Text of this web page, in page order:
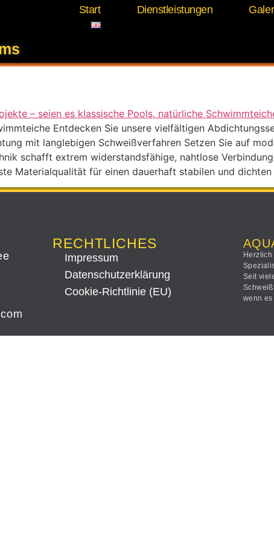
Start Dienstleistungen
Pool
Entdecken Sie unsere vielfältigen
mit langlebigen Schweißverfahren Setzen Sie auf
schafft extrem widerstandsfähige, nahtlose
Materialqualität für einen dauerhaft stabilen und
RECHTLICHES
Impressum
Datenschutz­erklärung
Cookie-Richtlinie (EU)
Seit
wenn